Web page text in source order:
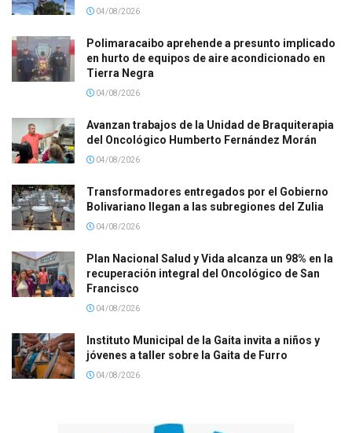
04/08/2026
Polimaracaibo aprehende a presunto implicado
en hurto de equipos de aire acondicionado en
Tierra Negra
04/08/2026
Avanzan trabajos de la Unidad de Braquiterapia
del Oncológico Humberto Fernández Morán
04/08/2026
Transformadores entregados por el Gobierno
Bolivariano llegan a las subregiones del Zulia
04/08/2026
Plan Nacional Salud y Vida alcanza un 98% en la
recuperación integral del Oncológico de San
Francisco
04/08/2026
Instituto Municipal de la Gaita invita a niños y
jóvenes a taller sobre la Gaita de Furro
04/08/2026